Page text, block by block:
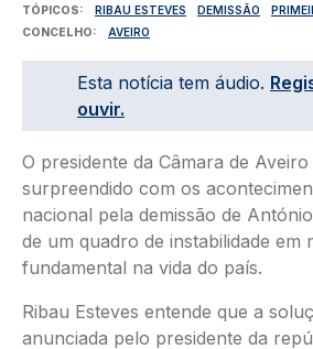
TÓPICOS RIBAU ESTEVES DEMISSÃO
CONCELHO
AVEIRO
Esta notícia tem áudio.
ouvir.
O presidente da Câmara de
surpreendido com os
nacional pela demissão de
de um quadro de instabilidade em
fundamental na vida do país.
Ribau Esteves entende que a
anunciada pelo presidente da